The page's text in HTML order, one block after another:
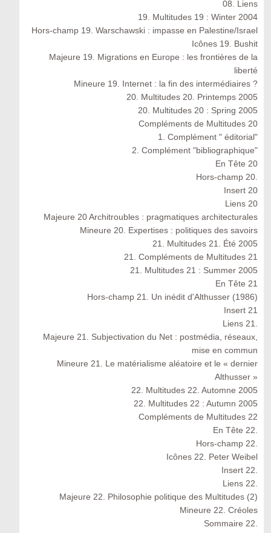
08. Liens
19. Multitudes 19 : Winter 2004
Hors-champ 19. Warschawski : impasse en Palestine/Israel
Icônes 19. Bushit
Majeure 19. Migrations en Europe : les frontières de la
liberté
Mineure 19. Internet : la fin des intermédiaires ?
20. Multitudes 20. Printemps 2005
20. Multitudes 20 : Spring 2005
Compléments de Multitudes 20
1. Complément " éditorial"
2. Complément "bibliographique"
En Tête 20
Hors-champ 20.
Insert 20
Liens 20
Majeure 20 Architroubles : pragmatiques architecturales
Mineure 20. Expertises : politiques des savoirs
21. Multitudes 21. Été 2005
21. Compléments de Multitudes 21
21. Multitudes 21 : Summer 2005
En Tête 21
Hors-champ 21. Un inédit d'Althusser (1986)
Insert 21
Liens 21.
Majeure 21. Subjectivation du Net : postmédia, réseaux,
mise en commun
Mineure 21. Le matérialisme aléatoire et le « dernier
Althusser »
22. Multitudes 22. Automne 2005
22. Multitudes 22 : Autumn 2005
Compléments de Multitudes 22
En Tête 22.
Hors-champ 22.
Icônes 22. Peter Weibel
Insert 22.
Liens 22.
Majeure 22. Philosophie politique des Multitudes (2)
Mineure 22. Créoles
Sommaire 22.